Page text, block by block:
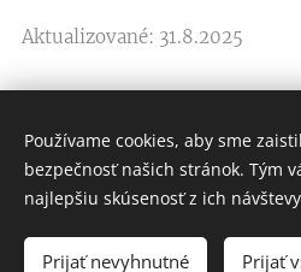
Aktualizované: 31.8.2025
ZUZANA
Vytvorené službou
Používame cookies, aby sme
bezpečnosť našich stránok. Tým
najlepšiu skúsenosť z ich
Prijať nevyhnutné Prijať